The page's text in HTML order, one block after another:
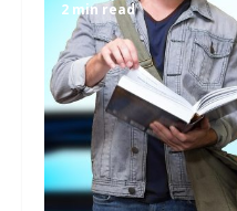
2 min read